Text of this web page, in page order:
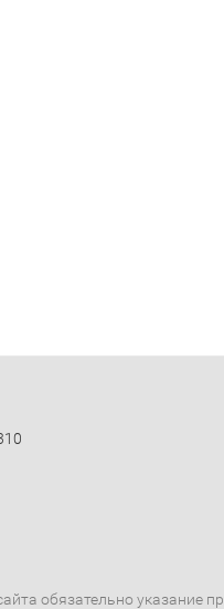
обязательно указание